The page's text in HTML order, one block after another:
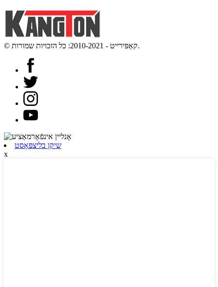
© קאַפּירייט - 2010-2021: כל הזכויות שמורות.
שיקן בליצפּאָסט
x